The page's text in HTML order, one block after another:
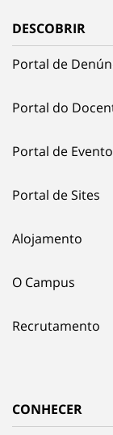
DESCOBRIR
Portal de
Portal do
Portal de
Portal de Sites
Alojamento
O Campus
Recrutamento
CONHECER